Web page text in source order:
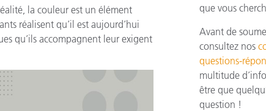
Food Color Measurement
la couleur est un élément
réalisent qu’il est aujourd’hui
qu’ils accompagnent leur exigent
que vous
Avant de
consultez nos
questions-
multitude
être que
question !